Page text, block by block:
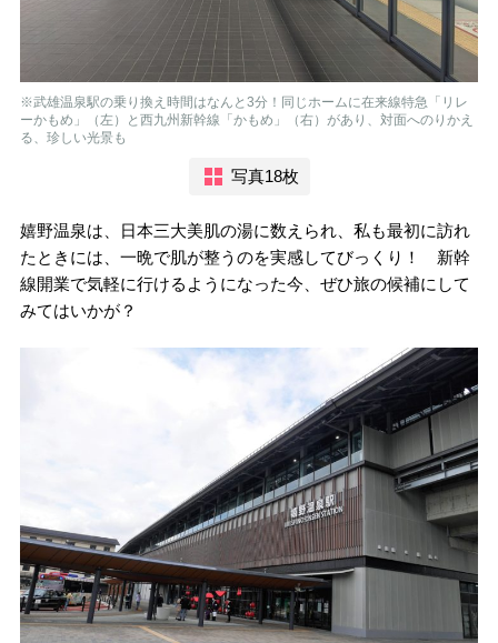
※武雄温泉駅の乗り換え時間はなんと3分！同じホームに在来線特急「リレ
ーかもめ」（左）と西九州新幹線「かもめ」（右）があり、対面へのりかえ
る、珍しい光景も
写真18枚
嬉野温泉は、日本三大美肌の湯に数えられ、私も最初に訪れ
たときには、一晩で肌が整うのを実感してびっくり！ 新幹
線開業で気軽に行けるようになった今、ぜひ旅の候補にして
みてはいかが？